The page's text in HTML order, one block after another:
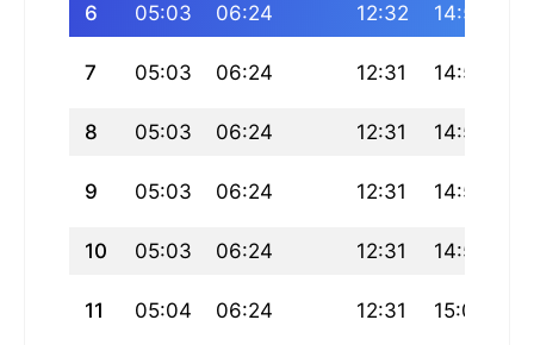
6 05:03 06:24 12:32 14:55
7 05:03 06:24 12:31 14:56
8 05:03 06:24 12:31 14:57
9 05:03 06:24 12:31 14:58
10 05:03 06:24 12:31 14:59
11 05:04 06:24 12:31 15:00